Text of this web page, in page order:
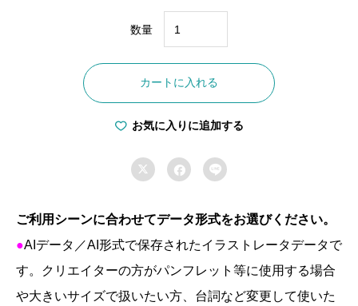
数量
0025
太
陽
光
根
き
パ
カートに入れる
お気に入りに追加する
  
ご利用シーンに合わせてデータ形式をお選びください。
●AI データ／AI 形式で保存されたイラストレータデータで
す。クリエイターの方がパンフレット等に使用する場合
や大きいサイズで扱いたい方、台詞など変更して使いた